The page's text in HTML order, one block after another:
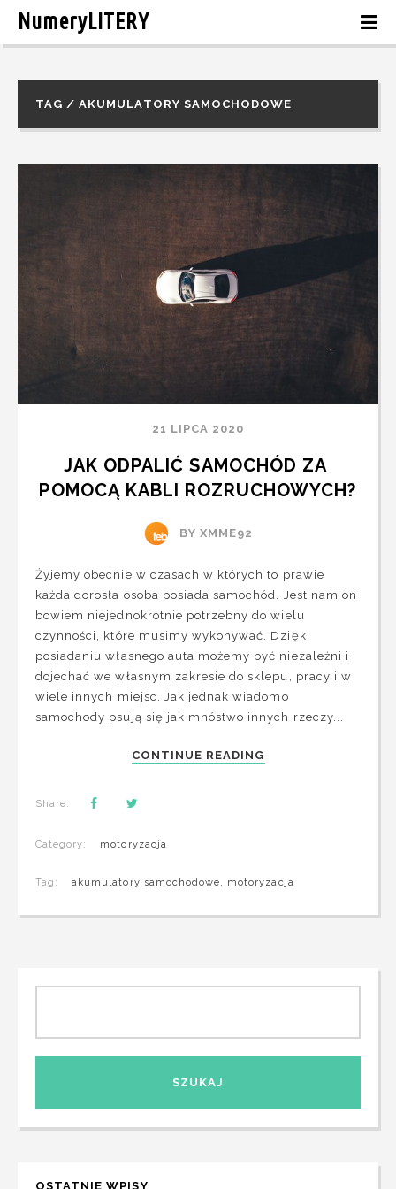
NumeryLITERY
TAG / AKUMULATORY SAMOCHODOWE
21 LIPCA 2020
JAK ODPALIĆ SAMOCHÓD ZA
POMOCĄ KABLI ROZRUCHOWYCH?
BY XMME92
Żyjemy obecnie w czasach w których to prawie
każda dorosła osoba posiada samochód. Jest nam on
bowiem niejednokrotnie potrzebny do wielu
czynności, które musimy wykonywać. Dzięki
posiadaniu własnego auta możemy być niezależni i
dojechać we własnym zakresie do sklepu, pracy i w
wiele innych miejsc. Jak jednak wiadomo
samochody psują się jak mnóstwo innych rzeczy...
CONTINUE READING
Share:
Category: motoryzacja
Tag: akumulatory samochodowe, motoryzacja
OSTATNIE WPISY